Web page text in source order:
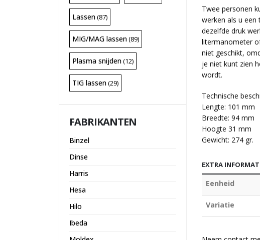
Lassen(87)
MIG/MAG lassen(89)
Plasma snijden(12)
TIG lassen(29)
FABRIKANTEN
Binzel
Dinse
Harris
Hesa
Hilo
Ibeda
Twee personen
werken als u
dezelfde druk
litermanometer
niet geschikt,
je niet kunt zien
wordt.
Technische
Lengte: 101 mm
Breedte: 94 mm
Hoogte 31 mm
Gewicht: 274 gr.
EXTRA
Eenheid
Variatie